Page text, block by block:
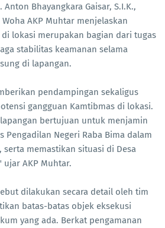
Anton Bhayangkara Gaisar, S.I.K.,
AKP Muhtar menjelaskan
lokasi merupakan bagian dari tugas
stabilitas keamanan selama
di lapangan.
pendampingan sekaligus
gangguan Kamtibmas di lokasi.
bertujuan untuk menjamin
Pengadilan Negeri Raba Bima dalam
serta memastikan situasi di Desa
AKP Muhtar.
dilakukan secara detail oleh tim
batas-batas objek eksekusi
yang ada. Berkat pengamanan